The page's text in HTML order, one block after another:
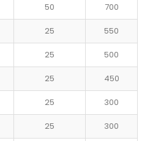
50 700
25 550
25 500
25 450
25 300
25 300